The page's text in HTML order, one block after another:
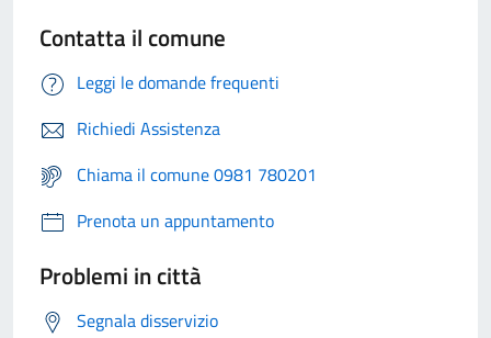
Contatta il comune
Leggi le domande frequenti
Richiedi Assistenza
Chiama il comune 0981 780201
Prenota un appuntamento
Problemi in città
Segnala disservizio